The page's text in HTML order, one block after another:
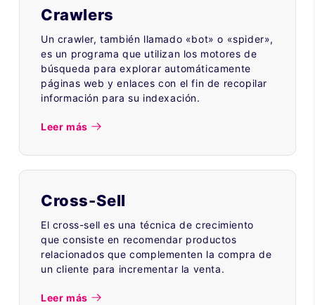
Crawlers
Un crawler, también llamado «bot» o «spider»,
es un programa que utilizan los motores de
búsqueda para explorar automáticamente
páginas web y enlaces con el fin de recopilar
información para su indexación.
Leer más
Cross-Sell
El cross-sell es una técnica de crecimiento
que consiste en recomendar productos
relacionados que complementen la compra de
un cliente para incrementar la venta.
Leer más